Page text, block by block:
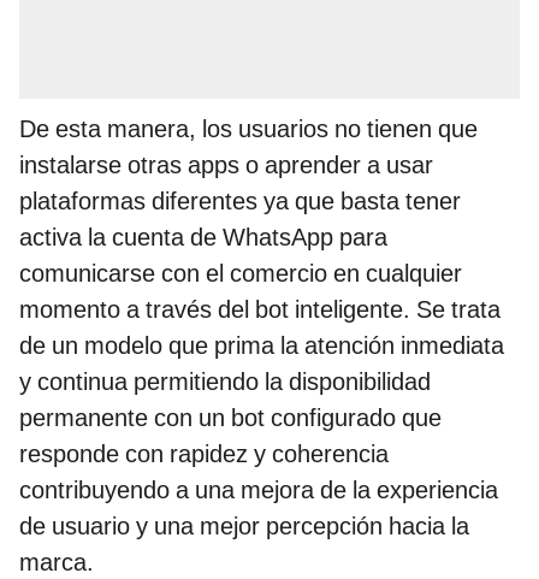
De esta manera, los usuarios no tienen que
instalarse otras apps o aprender a usar
plataformas diferentes ya que basta tener
activa la cuenta de WhatsApp para
comunicarse con el comercio en cualquier
momento a través del bot inteligente. Se trata
de un modelo que prima la atención inmediata
y continua permitiendo la disponibilidad
permanente con un bot configurado que
responde con rapidez y coherencia
contribuyendo a una mejora de la experiencia
de usuario y una mejor percepción hacia la
marca.